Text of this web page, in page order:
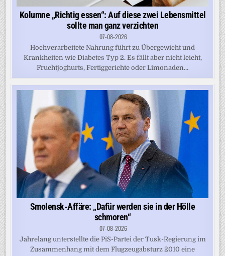
Kolumne „Richtig essen“: Auf diese zwei Lebensmittel
sollte man ganz verzichten
07-08-2026
Hochverarbeitete Nahrung führt zu Übergewicht und
Krankheiten wie Diabetes Typ 2. Es fällt aber nicht leicht,
Fruchtjoghurts, Fertiggerichte oder Limonaden...
Smolensk-Affäre: „Dafür werden sie in der Hölle
schmoren“
07-08-2026
Jahrelang unterstellte die PiS-Partei der Tusk-Regierung im
Zusammenhang mit dem Flugzeugabsturz 2010 eine